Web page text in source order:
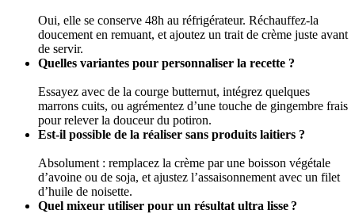
Oui, elle se conserve 48h au réfrigérateur. Réchauffez-la
doucement en remuant, et ajoutez un trait de crème juste avant
de servir.
Quelles variantes pour personnaliser la recette ?
Essayez avec de la courge butternut, intégrez quelques
marrons cuits, ou agrémentez d’une touche de gingembre frais
pour relever la douceur du potiron.
Est-il possible de la réaliser sans produits laitiers ?
Absolument : remplacez la crème par une boisson végétale
d’avoine ou de soja, et ajustez l’assaisonnement avec un filet
d’huile de noisette.
Quel mixeur utiliser pour un résultat ultra lisse ?